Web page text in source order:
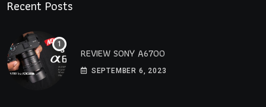
Recent Posts
REVIEW SONY A6700
SEPTEMBER 6, 2023